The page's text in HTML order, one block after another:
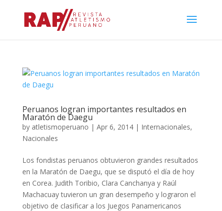
Peruanos logran importantes resultados en
Maratón de Daegu
by atletismoperuano | Apr 6, 2014| Internacionales,
Nacionales
Los fondistas peruanos obtuvieron grandes resultados
en la Maratón de Daegu, que se disputó el día de hoy
en Corea. Judith Toribio, Clara Canchanya y Raúl
Machacuay tuvieron un gran desempeño y lograron el
objetivo de clasificar a los Juegos Panamericanos